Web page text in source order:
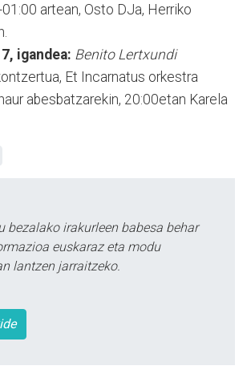
artean, Osto DJa, Herriko
igandea: Benito Lertxundi
Et Incarnatus orkestra
abesbatzarekin, 20:00etan Karela
bezalako irakurleen babesa behar
euskaraz eta modu
lantzen jarraitzeko.